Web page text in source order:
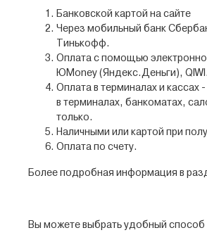
Банковской картой на сайте
Через мобильный банк
Тинькофф.
Оплата с помощью
ЮMoney (Яндекс.Деньги), QIWI.
Оплата в терминалах и кассах
в терминалах, банкоматах,
только.
Наличными или картой при
Оплата по счету.
Более подробная информация в
Вы можете выбрать удобный способ